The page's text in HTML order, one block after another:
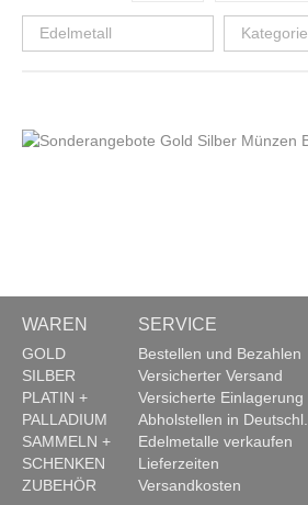
Edelmetall Kategorie
WAREN
GOLD
SILBER
PLATIN +
PALLADIUM
SAMMELN +
SCHENKEN
ZUBEHÖR
SERVICE
Bestellen und Bezahlen
Versicherter Versand
Versicherte Einlagerung
Abholstellen in Deutschl.
Edelmetalle verkaufen
Lieferzeiten
Versandkosten